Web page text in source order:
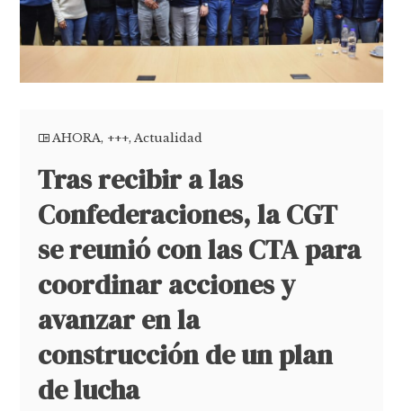
AHORA, +++,Actualidad
Tras recibir a las
Confederaciones, la CGT
se reunió con las CTA para
coordinar acciones y
avanzar en la
construcción de un plan
de lucha